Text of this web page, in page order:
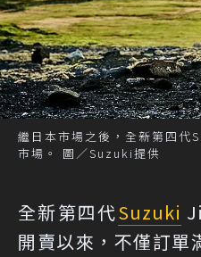
繼日本市場之後，全新第四
市場。 圖／Suzuki提供
全新第四代Suzuki
開賣以來，不僅訂單